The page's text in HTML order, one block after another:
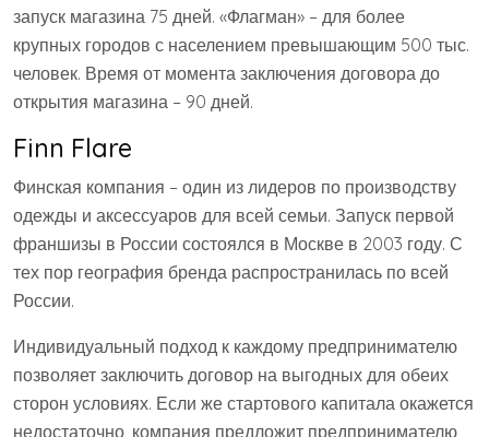
запуск магазина 75 дней. «Флагман» – для более
крупных городов с населением превышающим 500 тыс.
человек. Время от момента заключения договора до
открытия магазина – 90 дней.
Finn Flare
Финская компания – один из лидеров по производству
одежды и аксессуаров для всей семьи. Запуск первой
франшизы в России состоялся в Москве в 2003 году. С
тех пор география бренда распространилась по всей
России.
Индивидуальный подход к каждому предпринимателю
позволяет заключить договор на выгодных для обеих
сторон условиях. Если же стартового капитала окажется
недостаточно, компания предложит предпринимателю